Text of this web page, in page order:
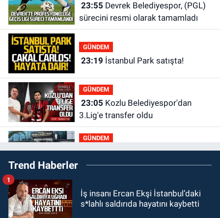
23:55
sürecini resmi olarak tamamladı
GÜNDEM
23:19 İstanbul Park satışta!
GÜNDEM
23:05
3.Lig'e transfer oldu
GÜNDEM
22:33Zonguldak TSO önemli
etkinliğe ev sahipliği yaptı
22:119 yaşındaki Burak Keskintığ
için acil Trombosit Arh (+) kana
Trend Haberler
İş insanı Ercan Ekşi İstanbul’daki
s*lahlı saldırıda hayatını kaybetti
1